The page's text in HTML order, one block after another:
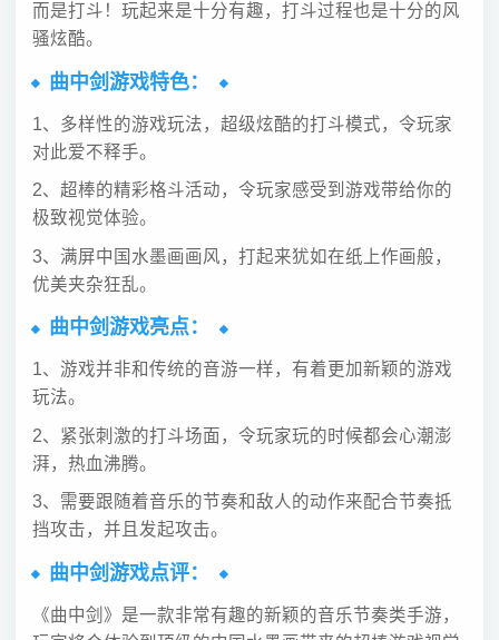
而是打斗！玩起来是十分有趣，打斗过程也是十分的风
骚炫酷。
曲中剑游戏特色：
1、多样性的游戏玩法，超级炫酷的打斗模式，令玩家
对此爱不释手。
2、超棒的精彩格斗活动，令玩家感受到游戏带给你的
极致视觉体验。
3、满屏中国水墨画画风，打起来犹如在纸上作画般，
优美夹杂狂乱。
曲中剑游戏亮点：
1、游戏并非和传统的音游一样，有着更加新颖的游戏
玩法。
2、紧张刺激的打斗场面，令玩家玩的时候都会心潮澎
湃，热血沸腾。
3、需要跟随着音乐的节奏和敌人的动作来配合节奏抵
挡攻击，并且发起攻击。
曲中剑游戏点评：
《曲中剑》是一款非常有趣的新颖的音乐节奏类手游，